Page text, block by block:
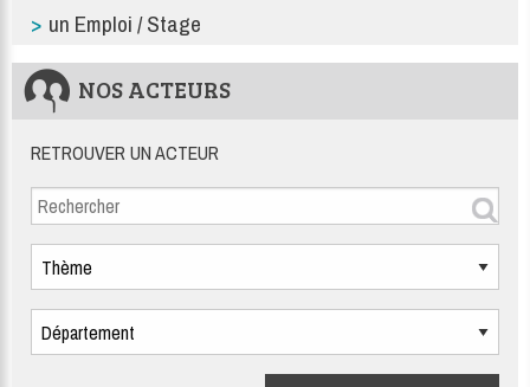
un Emploi / Stage
NOS ACTEURS
RETROUVER UN ACTEUR